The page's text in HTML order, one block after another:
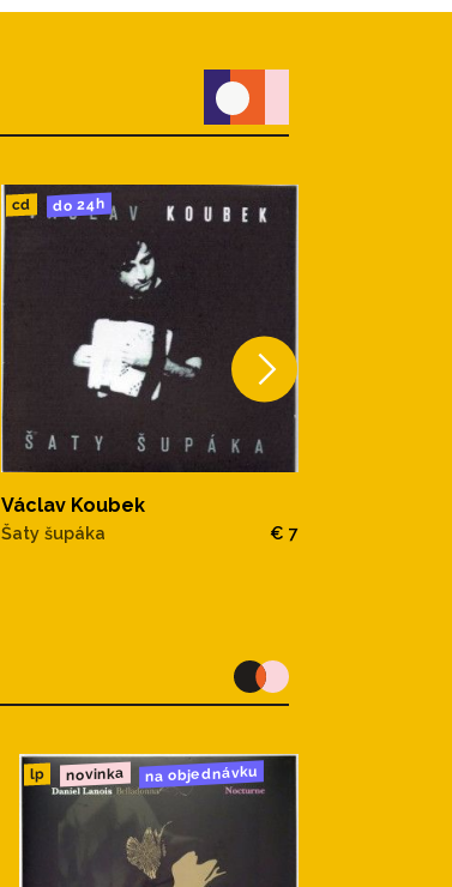
cd do 24h
Václav Koubek
Šaty šupáka € 7
lp novinka na objednávku